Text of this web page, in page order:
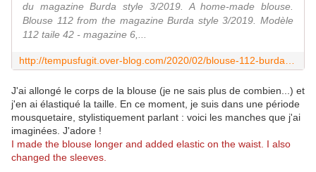
du magazine Burda style 3/2019. A home-made blouse.
Blouse 112 from the magazine Burda style 3/2019. Modèle
112 taile 42 - magazine 6,...
J'ai allongé le corps de la blouse (je ne sais plus de combien...) et
j'en ai élastiqué la taille. En ce moment, je suis dans une période
mousquetaire, stylistiquement parlant : voici les manches que j'ai
imaginées. J'adore !
I made the blouse longer and added elastic on the waist. I also
changed the sleeves.